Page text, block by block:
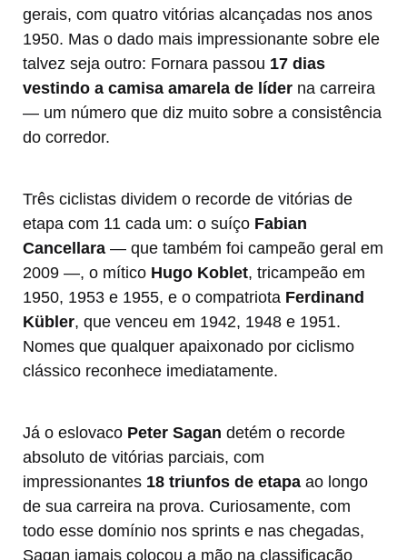
gerais, com quatro vitórias alcançadas nos anos
1950. Mas o dado mais impressionante sobre ele
talvez seja outro: Fornara passou 17 dias
vestindo a camisa amarela de líder na carreira
— um número que diz muito sobre a consistência
do corredor.
Três ciclistas dividem o recorde de vitórias de
etapa com 11 cada um: o suíço Fabian
Cancellara — que também foi campeão geral em
2009 —, o mítico Hugo Koblet, tricampeão em
1950, 1953 e 1955, e o compatriota Ferdinand
Kübler, que venceu em 1942, 1948 e 1951.
Nomes que qualquer apaixonado por ciclismo
clássico reconhece imediatamente.
Já o eslovaco Peter Sagan detém o recorde
absoluto de vitórias parciais, com
impressionantes 18 triunfos de etapa ao longo
de sua carreira na prova. Curiosamente, com
todo esse domínio nos sprints e nas chegadas,
Sagan jamais colocou a mão na classificação